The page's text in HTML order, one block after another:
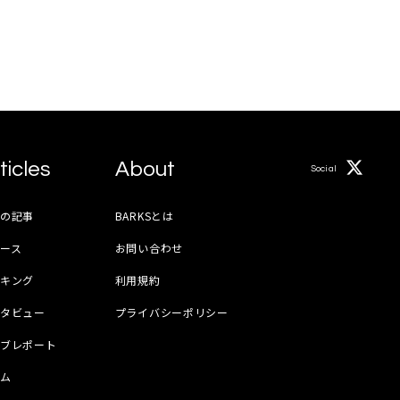
記事
ス
ング
ビュー
レポート
About
BARKSとは
お問い合わせ
利用規約
プライバシーポリシー
Social